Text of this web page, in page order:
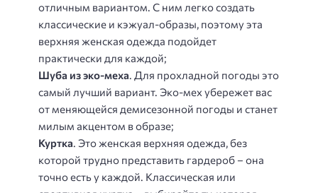
отличным вариантом. С ним легко создать
классические и кэжуал-образы, поэтому эта
верхняя женская одежда подойдет
практически для каждой;
Шуба из эко-меха. Для прохладной погоды это
самый лучший вариант. Эко-мех убережет вас
от меняющейся демисезонной погоды и станет
милым акцентом в образе;
Куртка. Это женская верхняя одежда, без
которой трудно представить гардероб – она
точно есть у каждой. Классическая или